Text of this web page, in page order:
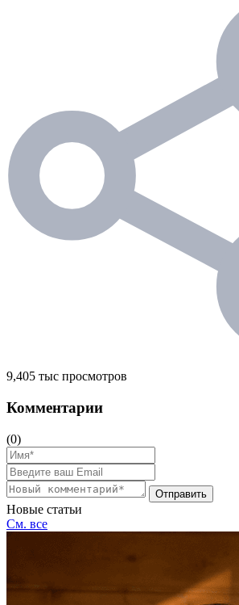
9,405 тыс просмотров
Комментарии
(0)
Отправить
Новые статьи
См. все